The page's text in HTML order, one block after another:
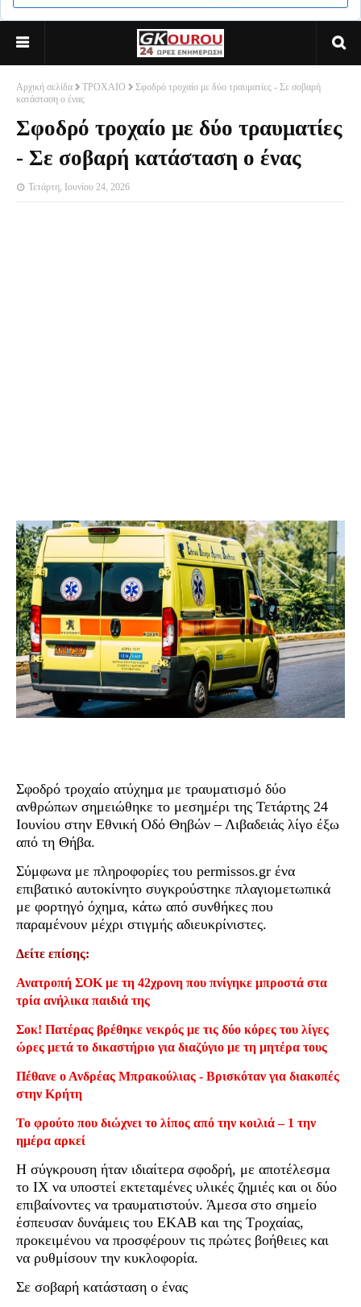
Αρχική σελίδα ΤΡΟΧΑΙΟ
Σφοδρό τροχαίο με δύο τραυματίες - Σε σοβαρή
κατάσταση ο ένας
Σφοδρό τροχαίο με δύο τραυματίες
- Σε σοβαρή κατάσταση ο ένας
Τετάρτη, Ιουνίου 24, 2026
Σφοδρό τροχαίο ατύχημα με τραυματισμό δύο
ανθρώπων σημειώθηκε το μεσημέρι της Τετάρτης 24
Ιουνίου στην Εθνική Οδό Θηβών – Λιβαδειάς λίγο έξω
από τη Θήβα.
Σύμφωνα με πληροφορίες του permissos.gr ένα
επιβατικό αυτοκίνητο συγκρούστηκε πλαγιομετωπικά
με φορτηγό όχημα, κάτω από συνθήκες που
παραμένουν μέχρι στιγμής αδιευκρίνιστες.
Δείτε επίσης:
Ανατροπή ΣΟΚ με τη 42χρονη που πνίγηκε μπροστά στα
τρία ανήλικα παιδιά της
Σοκ! Πατέρας βρέθηκε νεκρός με τις δύο κόρες του λίγες
ώρες μετά το δικαστήριο για διαζύγιο με τη μητέρα τους
Πέθανε ο Ανδρέας Μπρακούλιας - Βρισκόταν για διακοπές
στην Κρήτη
Το φρούτο που διώχνει το λίπος από την κοιλιά – 1 την
ημέρα αρκεί
Η σύγκρουση ήταν ιδιαίτερα σφοδρή, με αποτέλεσμα
το ΙΧ να υποστεί εκτεταμένες υλικές ζημιές και οι δύο
επιβαίνοντες να τραυματιστούν. Άμεσα στο σημείο
έσπευσαν δυνάμεις του ΕΚΑΒ και της Τροχαίας,
προκειμένου να προσφέρουν τις πρώτες βοήθειες και
να ρυθμίσουν την κυκλοφορία.
Σε σοβαρή κατάσταση ο ένας